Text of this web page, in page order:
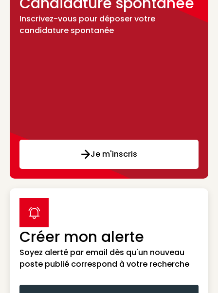
Inscrivez-vous pour déposer votre
candidature spontanée
Je m'inscris
Créer mon alerte
Soyez alerté par email dès qu'un nouveau
poste publié correspond à votre recherche
label icon